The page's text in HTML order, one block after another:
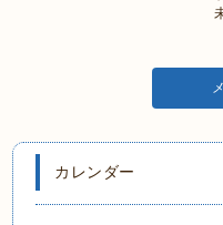
未来を
カレンダー